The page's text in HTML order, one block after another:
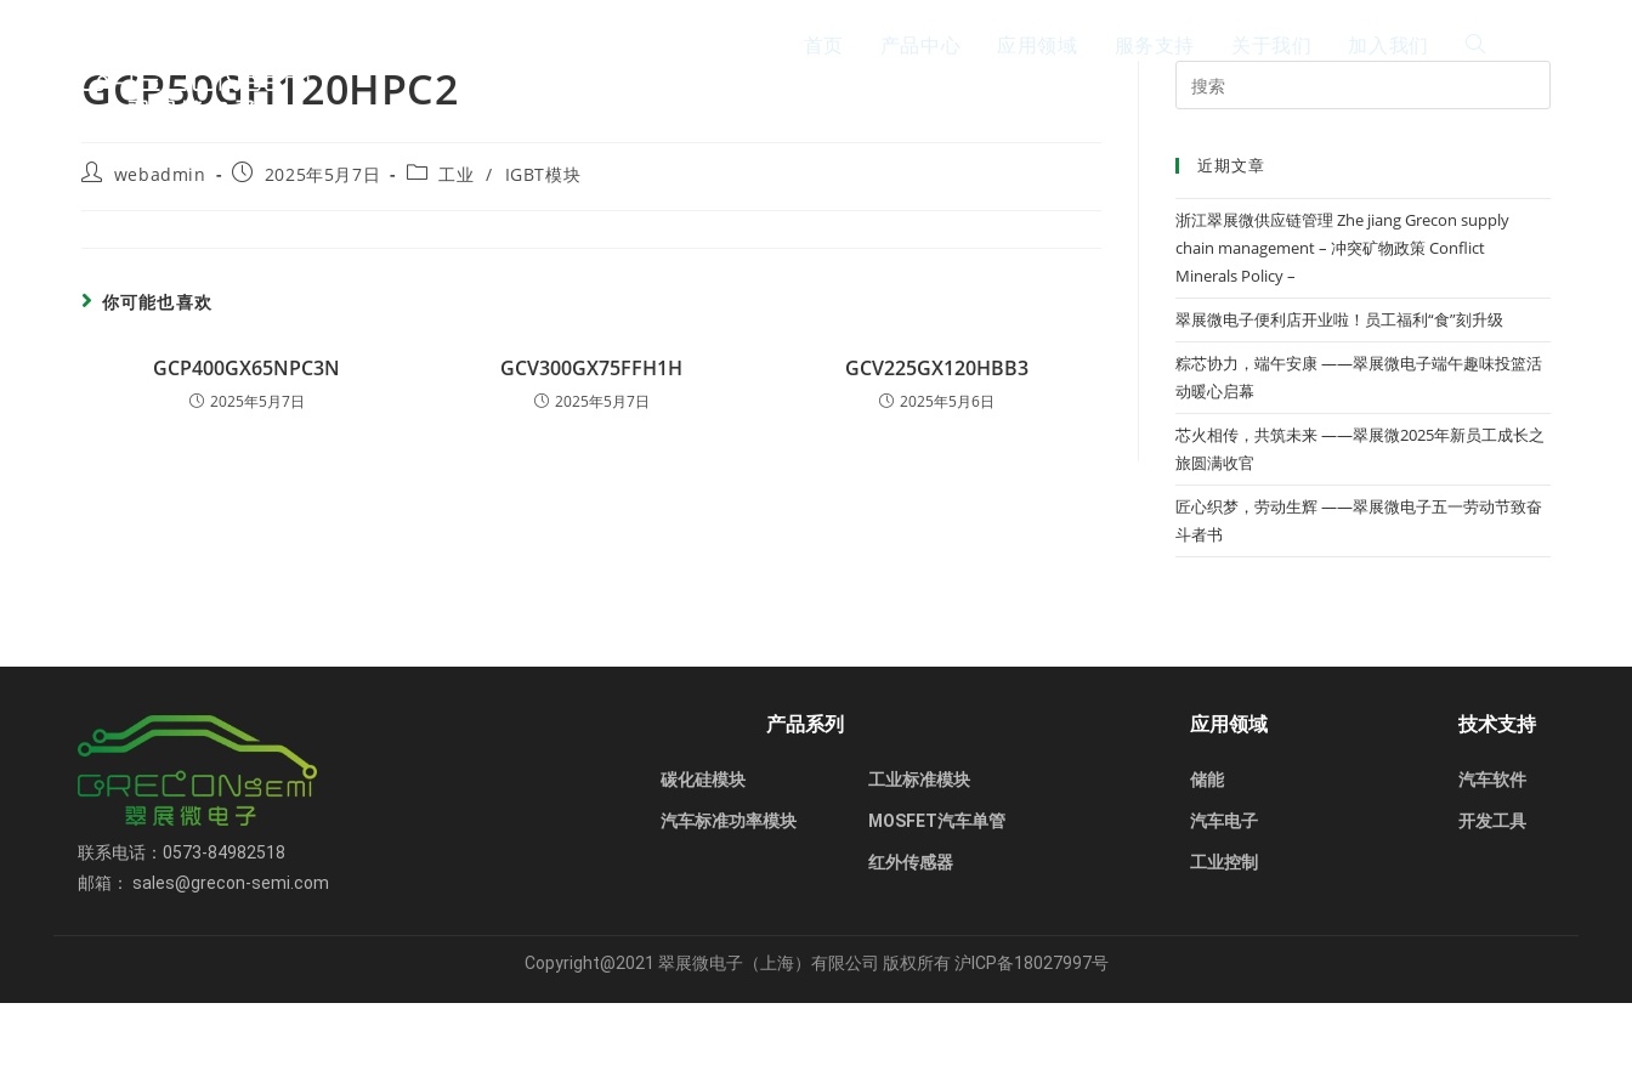
首页 产品中心 应用领域 服务支持 关于我们 加入我们
GCP50GH120HPC2
webadmin 2025年5月7日 工业 / IGBT模块
你可能也喜欢
GCP400GX65NPC3N
2025年5月7日
GCV300GX75FFH1H
2025年5月7日
GCV225GX120HBB3
2025年5月6日
近期文章
浙江翠展微供应链管理 Zhe jiang Grecon supply
chain management – 冲突矿物政策 Conflict
Minerals Policy –
翠展微电子便利店开业啦！员工福利“食”刻升级
粽芯协力，端午安康 ——翠展微电子端午趣味投篮活
动暖心启幕
芯火相传，共筑未来 ——翠展微2025年新员工成长之
旅圆满收官
匠心织梦，劳动生辉 ——翠展微电子五一劳动节致奋
斗者书
联系电话：0573-84982518
邮箱： sales@grecon-semi.com
产品系列
碳化硅模块
汽车标准功率模块
工业标准模块
MOSFET汽车单管
红外传感器
应用领域
储能
汽车电子
工业控制
技术支持
汽车软件
开发工具
Copyright@2021 翠展微电子（上海）有限公司 版权所有沪ICP备18027997号